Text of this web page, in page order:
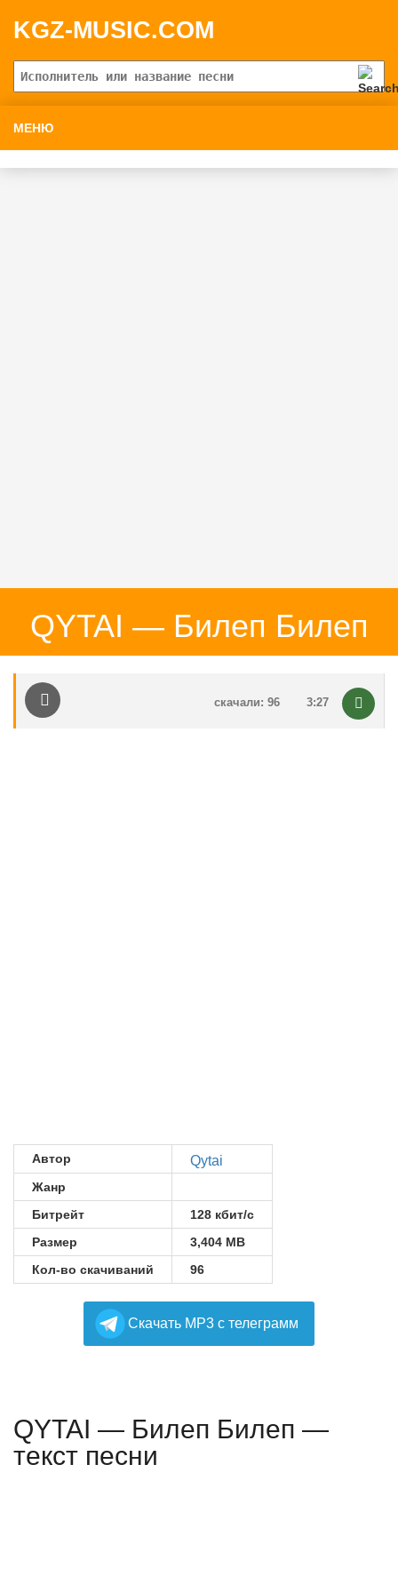
KGZ-MUSIC.COM
МЕНЮ
QYTAI — Билеп Билеп
3:27
скачали: 96
Автор Qytai
Жанр
Битрейт
128 кбит/с
Размер
3,404 MB
Кол-во скачиваний
96
Cкачать MP3 с телеграмм
QYTAI — Билеп Билеп —
текст песни